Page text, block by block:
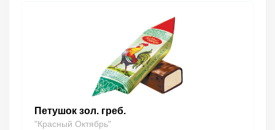
Петушок зол. греб.
"Красный Октябрь"